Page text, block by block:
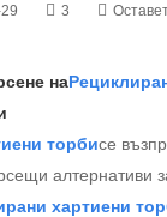
3
на
торбисе
алтернативи
хартиени